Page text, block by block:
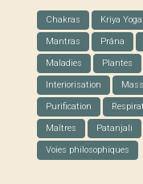
Chakras Kriya Yoga
Mantras Prâna
Maladies Plantes
Interiorisation
Purification
Maîtres Patanjali
Voies philosophiques